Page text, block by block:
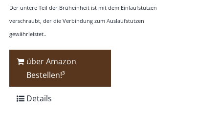
Der untere Teil der Brüheinheit ist mit dem Einlaufstutzen
verschraubt, der die Verbindung zum Auslaufstutzen
gewährleistet..
über Amazon
Bestellen!³
Details